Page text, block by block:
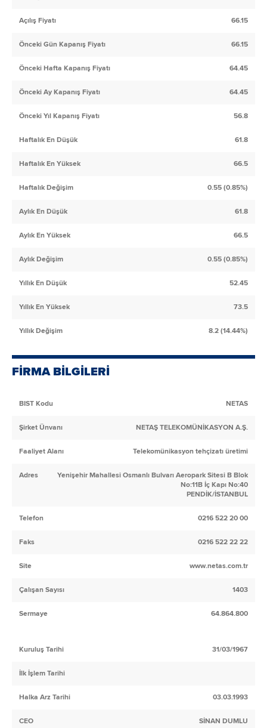
Açılış Fiyatı 66.15
Önceki Gün Kapanış Fiyatı 66.15
Önceki Hafta Kapanış Fiyatı 64.45
Önceki Ay Kapanış Fiyatı 64.45
Önceki Yıl Kapanış Fiyatı 56.8
Haftalık En Düşük 61.8
Haftalık En Yüksek 66.5
Haftalık Değişim 0.55 (0.85%)
Aylık En Düşük 61.8
Aylık En Yüksek 66.5
Aylık Değişim 0.55 (0.85%)
Yıllık En Düşük 52.45
Yıllık En Yüksek 73.5
Yıllık Değişim 8.2 (14.44%)
FİRMA BİLGİLERİ
BIST Kodu NETAS
Şirket Ünvanı NETAŞ TELEKOMÜNİKASYON A.Ş.
Faaliyet Alanı Telekomünikasyon tehçizatı üretimi
Adres
Yenişehir Mahallesi Osmanlı Bulvarı Aeropark Sitesi B Blok
No:11B İç Kapı No:40
PENDİK/İSTANBUL
Telefon 0216 522 20 00
Faks 0216 522 22 22
Site www.netas.com.tr
Çalışan Sayısı 1403
Sermaye 64.864.800
Kuruluş Tarihi 31/03/1967
İlk İşlem Tarihi
Halka Arz Tarihi 03.03.1993
CEO SİNAN DUMLU